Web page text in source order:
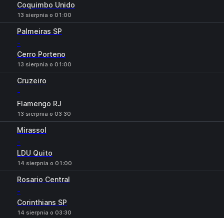
Coquimbo Unido
13 sierpnia o 01:00
Palmeiras SP
-
Cerro Porteno
13 sierpnia o 01:00
Cruzeiro
-
Flamengo RJ
13 sierpnia o 03:30
Mirassol
-
LDU Quito
14 sierpnia o 01:00
Rosario Central
-
Corinthians SP
14 sierpnia o 03:30